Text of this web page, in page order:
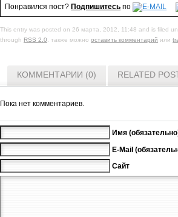
Понравился пост? Подпишитесь по
This entry was posted on 26 марта, 2012, 11:48 and is filed
through RSS 2.0. также можно оставить комментарий или
КОММЕНТАРИИ (0) RELATED
Пока нет комментариев.
Имя
E-Mail
Сайт